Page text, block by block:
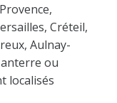
Créteil,
Aulnay-
ou
localisés